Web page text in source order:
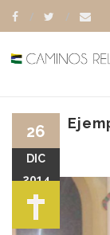
26
DIC
2014